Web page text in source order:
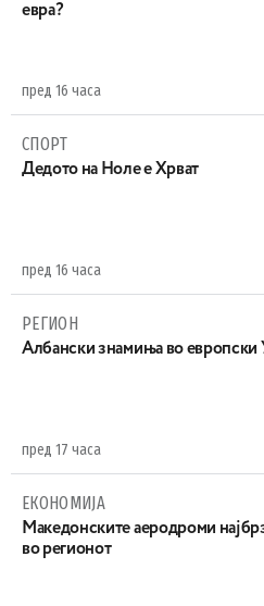
евра?
пред 16 часа
СПОРТ
Дедото на Ноле е Хрват
пред 16 часа
РЕГИОН
Aлбански знамиња во
пред 17 часа
ЕКОНОМИЈА
Maкедонските аеродроми
во регионот